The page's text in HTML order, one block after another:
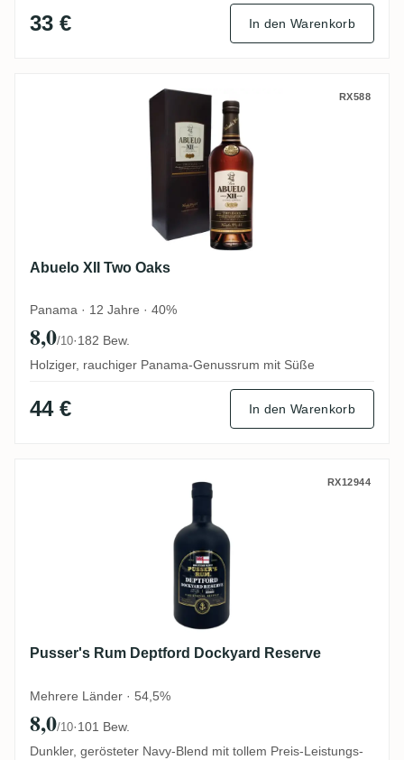
33 € In den Warenkorb
Abuelo XII Two Oaks RX588
Abuelo XII Two Oaks
Panama · 12 Jahre · 40%
8,0/10·182 Bew.
Holziger, rauchiger Panama-Genussrum mit Süße
44 € In den Warenkorb
Pusser's Rum Deptford Dockyard Reserve
RX12944
Pusser's Rum Deptford Dockyard Reserve
Mehrere Länder · 54,5%
8,0/10·101 Bew.
Dunkler, gerösteter Navy-Blend mit tollem Preis-Leistungs-